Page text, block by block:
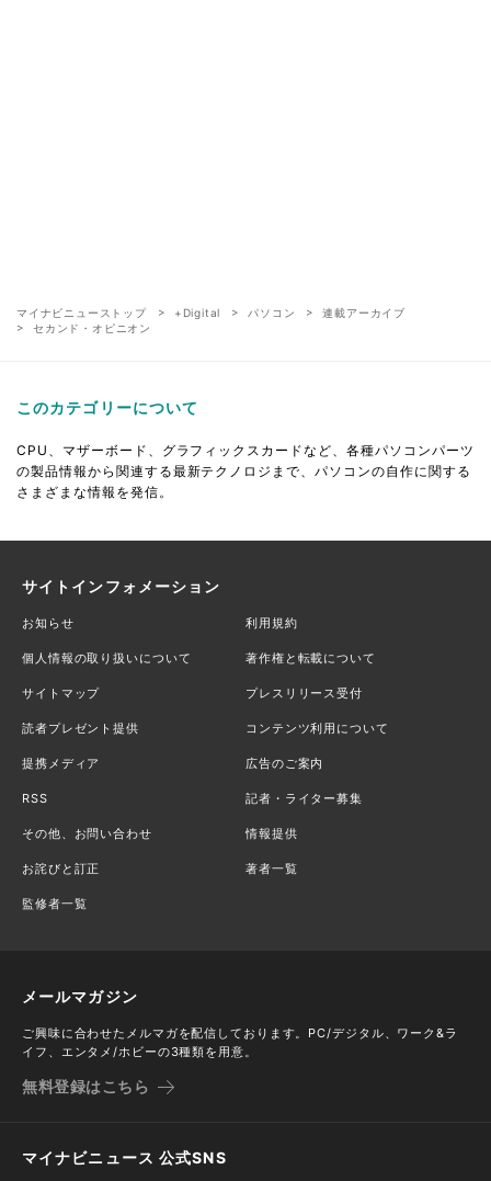
マイナビニューストップ +Digital パソコン
連載アーカイブ
セカンド・オピニオン
このカテゴリーについて
CPU、マザーボード、グラフィックスカードなど、各種パソコンパーツ
の製品情報から関連する最新テクノロジまで、パソコンの自作に関する
さまざまな情報を発信。
サイトインフォメーション
お知らせ 利用規約
個人情報の取り扱いについて 著作権と転載について
サイトマップ プレスリリース受付
読者プレゼント提供 コンテンツ利用について
提携メディア 広告のご案内
RSS 記者・ライター募集
その他、お問い合わせ 情報提供
お詫びと訂正 著者一覧
監修者一覧
メールマガジン
ご興味に合わせたメルマガを配信しております。PC/デジタル、ワーク&ラ
イフ、エンタメ/ホビーの3種類を用意。
無料登録はこちら
マイナビニュース 公式SNS